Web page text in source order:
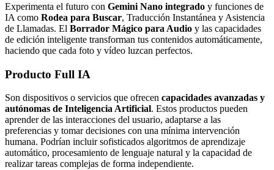
Experimenta el futuro con Gemini Nano integrado y funciones de
IA como Rodea para Buscar, Traducción Instantánea y Asistencia
de Llamadas. El Borrador Mágico para Audio y las capacidades
de edición inteligente transforman tus contenidos automáticamente,
haciendo que cada foto y vídeo luzcan perfectos.
Producto Full IA
Son dispositivos o servicios que ofrecen capacidades avanzadas y
autónomas de Inteligencia Artificial. Estos productos pueden
aprender de las interacciones del usuario, adaptarse a las
preferencias y tomar decisiones con una mínima intervención
humana. Podrían incluir sofisticados algoritmos de aprendizaje
automático, procesamiento de lenguaje natural y la capacidad de
realizar tareas complejas de forma independiente.